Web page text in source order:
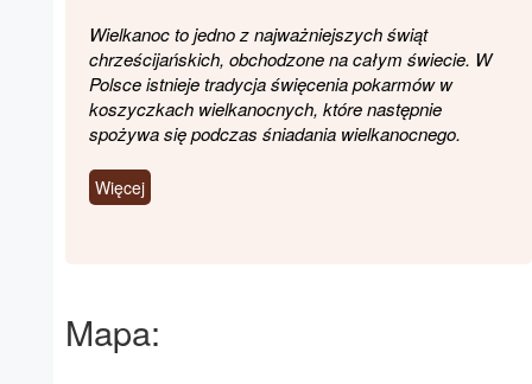
Wielkanoc to jedno z najważniejszych świąt
chrześcijańskich, obchodzone na całym świecie. W
Polsce istnieje tradycja święcenia pokarmów w
koszyczkach wielkanocnych, które następnie
spożywa się podczas śniadania wielkanocnego.
Więcej
Mapa: